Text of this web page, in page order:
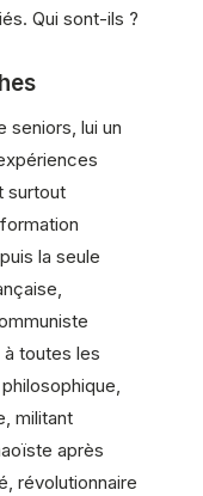
Qui sont-ils ?
seniors, lui un
surtout
la seule
toutes les
militant
après
révolutionnaire